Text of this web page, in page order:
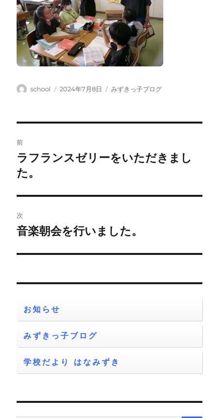
投
school
投
2024年7月8日
カ
みずきっ子ブログ
稿
ナ
ビ
ゲ
ー
シ
前
前
の
稿:
ラフランスゼリーをいただきまし
た。
次
次
投
音楽朝会を行いました。
お知らせ
みずきっ子ブログ
学校だより はなみずき